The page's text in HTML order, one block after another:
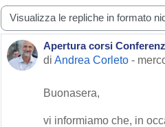
Modalità visualizzazione
Apertura corsi
di Andrea Corleto -
Numero di risposte: 0
Buonasera,
vi informiamo che, in